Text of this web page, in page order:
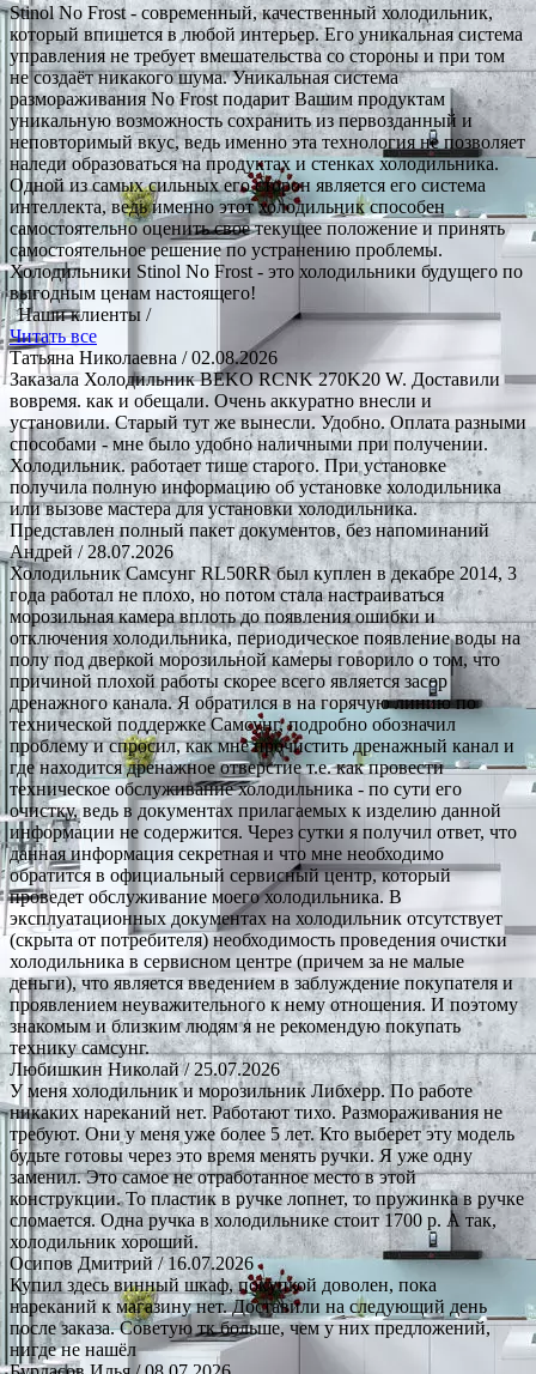
Stinol No Frost - современный, качественный холодильник,
который впишется в любой интерьер. Его уникальная система
управления не требует вмешательства со стороны и при том
не создаёт никакого шума. Уникальная система
размораживания No Frost подарит Вашим продуктам
уникальную возможность сохранить из первозданный и
неповторимый вкус, ведь именно эта технология не позволяет
наледи образоваться на продуктах и стенках холодильника.
Одной из самых сильных его сторон является его система
интеллекта, ведь именно этот холодильник способен
самостоятельно оценить свое текущее положение и принять
самостоятельное решение по устранению проблемы.
Холодильники Stinol No Frost - это холодильники будущего по
выгодным ценам настоящего!
Наши клиенты /
Читать все
Татьяна Николаевна / 02.08.2026
Заказала Холодильник BEKO RCNK 270K20 W. Доставили
вовремя. как и обещали. Очень аккуратно внесли и
установили. Старый тут же вынесли. Удобно. Оплата разными
способами - мне было удобно наличными при получении.
Холодильник. работает тише старого. При установке
получила полную информацию об установке холодильника
или вызове мастера для установки холодильника.
Представлен полный пакет документов, без напоминаний
Андрей/ 28.07.2026
Холодильник Самсунг RL50RR был куплен в декабре 2014, 3
года работал не плохо, но потом стала настраиваться
морозильная камера вплоть до появления ошибки и
отключения холодильника, периодическое появление воды на
полу под дверкой морозильной камеры говорило о том, что
причиной плохой работы скорее всего является засор
дренажного канала. Я обратился в на горячую линию по
технической поддержке Самсунг, подробно обозначил
проблему и спросил, как мне прочистить дренажный канал и
где находится дренажное отверстие т.е. как провести
техническое обслуживание холодильника - по сути его
очистку, ведь в документах прилагаемых к изделию данной
информации не содержится. Через сутки я получил ответ, что
данная информация секретная и что мне необходимо
обратится в официальный сервисный центр, который
проведет обслуживание моего холодильника. В
эксплуатационных документах на холодильник отсутствует
(скрыта от потребителя) необходимость проведения очистки
холодильника в сервисном центре (причем за не малые
деньги), что является введением в заблуждение покупателя и
проявлением неуважительного к нему отношения. И поэтому
знакомым и близким людям я не рекомендую покупать
технику самсунг.
Любишкин Николай/ 25.07.2026
У меня холодильник и морозильник Либхерр. По работе
никаких нареканий нет. Работают тихо. Размораживания не
требуют. Они у меня уже более 5 лет. Кто выберет эту модель
будьте готовы через это время менять ручки. Я уже одну
заменил. Это самое не отработанное место в этой
конструкции. То пластик в ручке лопнет, то пружинка в ручке
сломается. Одна ручка в холодильнике стоит 1700 р. А так,
холодильник хороший.
Осипов Дмитрий/ 16.07.2026
Купил здесь винный шкаф, покупкой доволен, пока
нареканий к магазину нет. Доставили на следующий день
после заказа. Советую тк больше, чем у них предложений,
нигде не нашёл